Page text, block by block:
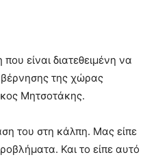
είναι διατεθειμένη να
της χώρας
Μητσοτάκης.
του στη κάλπη. Μας είπε
Και το είπε αυτό